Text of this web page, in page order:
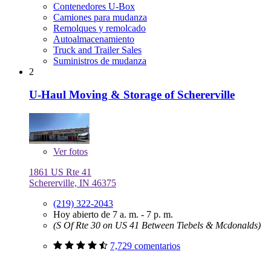
Contenedores U-Box
Camiones para mudanza
Remolques y remolcado
Autoalmacenamiento
Truck and Trailer Sales
Suministros de mudanza
2
U-Haul Moving & Storage of Schererville
Verfotos
1861 US Rte 41
Schererville, IN 46375
(219) 322-2043
Hoy abierto de 7 a. m. - 7 p. m.
(S Of Rte 30 on US 41 Between Tiebels & Mcdonalds)
7,729 comentarios